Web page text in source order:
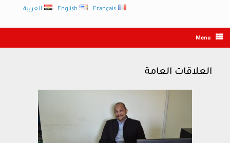
العربية English Français
Menu
العلاقات العامة